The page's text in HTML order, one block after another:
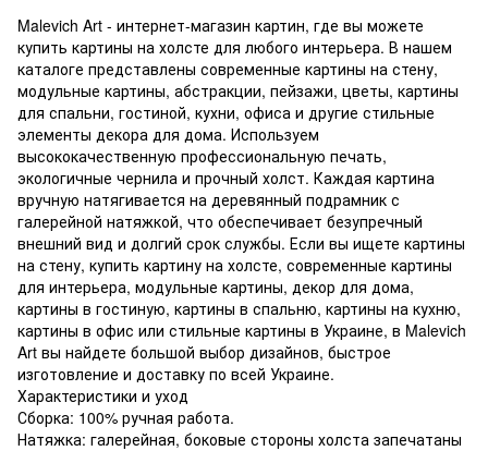
Malevich Art - интернет-магазин картин, где вы можете
купить картины на холсте для любого интерьера. В нашем
каталоге представлены современные картины на стену,
модульные картины, абстракции, пейзажи, цветы, картины
для спальни, гостиной, кухни, офиса и другие стильные
элементы декора для дома. Используем
высококачественную профессиональную печать,
экологичные чернила и прочный холст. Каждая картина
вручную натягивается на деревянный подрамник с
галерейной натяжкой, что обеспечивает безупречный
внешний вид и долгий срок службы. Если вы ищете картины
на стену, купить картину на холсте, современные картины
для интерьера, модульные картины, декор для дома,
картины в гостиную, картины в спальню, картины на кухню,
картины в офис или стильные картины в Украине, в Malevich
Art вы найдете большой выбор дизайнов, быстрое
изготовление и доставку по всей Украине.
Характеристики и уход
Сборка: 100% ручная работа.
Натяжка: галерейная, боковые стороны холста запечатаны